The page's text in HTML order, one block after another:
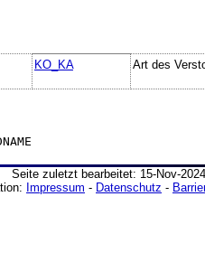
KO_KA Art des
Seite zuletzt bearbeitet: 15-Nov-
Impressum - Datenschutz -